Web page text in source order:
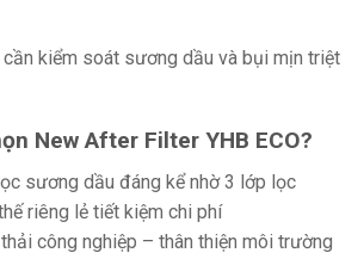
kiểm soát sương dầu và bụi mịn triệt
New After Filter YHB ECO?
sương dầu đáng kể nhờ 3 lớp lọc
riêng lẻ tiết kiệm chi phí
công nghiệp – thân thiện môi trường